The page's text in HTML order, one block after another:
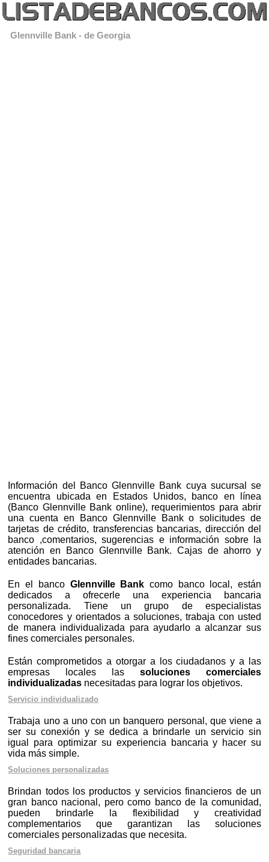
Glennville Bank - de Georgia
Información del Banco Glennville Bank cuya sucursal se
encuentra ubicada en Estados Unidos, banco en línea
(Banco Glennville Bank online), requerimientos para abrir
una cuenta en Banco Glennville Bank o solicitudes de
tarjetas de crédito, transferencias bancarias, dirección del
banco ,comentarios, sugerencias e información sobre la
atención en Banco Glennville Bank. Cajas de ahorro y
entidades bancarias.
En el banco Glennville Bank como banco local, están
dedicados a ofrecerle una experiencia bancaria
personalizada. Tiene un grupo de especialistas
conocedores y orientados a soluciones, trabaja con usted
de manera individualizada para ayudarlo a alcanzar sus
fines comerciales personales.
Están comprometidos a otorgar a los ciudadanos y a las
empresas locales lassoluciones comerciales
individualizadas necesitadas para lograr los objetivos.
Servicio individualizado
Trabaja uno a uno con un banquero personal, que viene a
ser su conexión y se dedica a brindarle un servicio sin
igual para optimizar su experiencia bancaria y hacer su
vida más simple.
Soluciones personalizadas
Brindan todos los productos y servicios financieros de un
gran banco nacional, pero como banco de la comunidad,
pueden brindarle la flexibilidad y creatividad
complementarios que garantizan las soluciones
comerciales personalizadas que necesita.
Seguridad bancaria